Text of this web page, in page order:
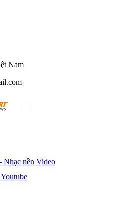
Nam
Nhạc nền Video